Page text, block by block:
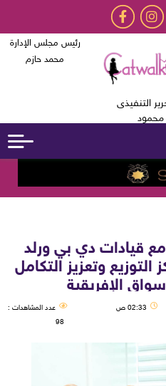
التنفيذى
محمود
رئيس مجلس الإدارة
محمد حازم
قيادات دي بي ورلد
وتعزيز التكامل
الإفريقية
02:33 ص
عدد المشاهدات :
98